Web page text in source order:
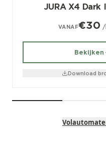
JURA X4 Dark
VANAF€30 /
Bekijken
Download